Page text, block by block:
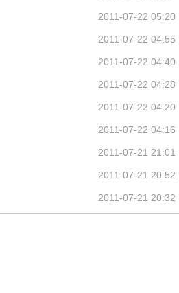
2011-07-22 05:20
2011-07-22 04:55
2011-07-22 04:40
2011-07-22 04:28
2011-07-22 04:20
2011-07-22 04:16
2011-07-21 21:01
2011-07-21 20:52
2011-07-21 20:32